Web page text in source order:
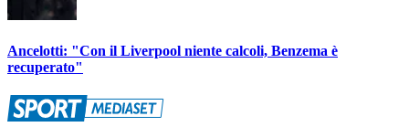
Ancelotti: "Con il Liverpool niente calcoli, Benzema è
recuperato"